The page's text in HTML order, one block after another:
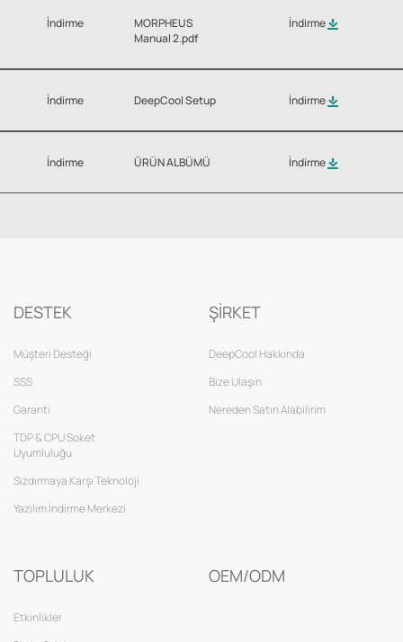
İndirme
MORPHEUS
Manual 2.pdf
İndirme
İndirme DeepCool Setup İndirme
İndirme ÜRÜN ALBÜMÜ İndirme
DESTEK
Müşteri Desteği
SSS
Garanti
TDP & CPU Soket
Uyumluluğu
Sızdırmaya Karşı Teknoloji
Yazılım İndirme Merkezi
ŞİRKET
DeepCool Hakkında
Bize Ulaşın
Nereden Satın Alabilirim
TOPLULUK
Etkinlikler
OEM/ODM